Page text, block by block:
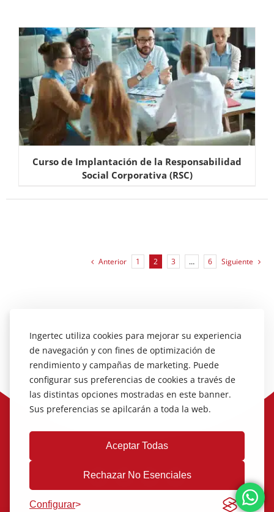
Curso de Implantación de la Responsabilidad
Social Corporativa (RSC)
Anterior 1 2 3 … 6 Siguiente
Ingertec utiliza cookies para mejorar su experiencia
de navegación y con fines de optimización de
rendimiento y campañas de marketing. Puede
configurar sus preferencias de cookies a través de
las distintas opciones mostradas en este banner.
Sus preferencias se apilcarán a toda la web.
Aceptar Todas
Rechazar No Esenciales
Configurar